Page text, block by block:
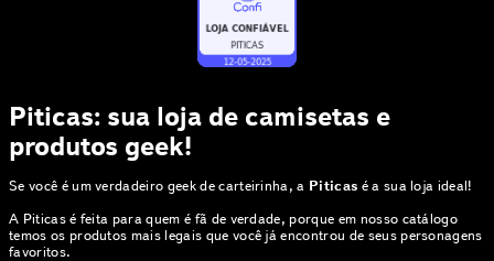
Piticas: sua loja de camisetas e
produtos geek!
Se você é um verdadeiro geek de carteirinha, a Piticas é a sua loja ideal!
A Piticas é feita para quem é fã de verdade, porque em nosso catálogo
temos os produtos mais legais que você já encontrou de seus personagens
favoritos.